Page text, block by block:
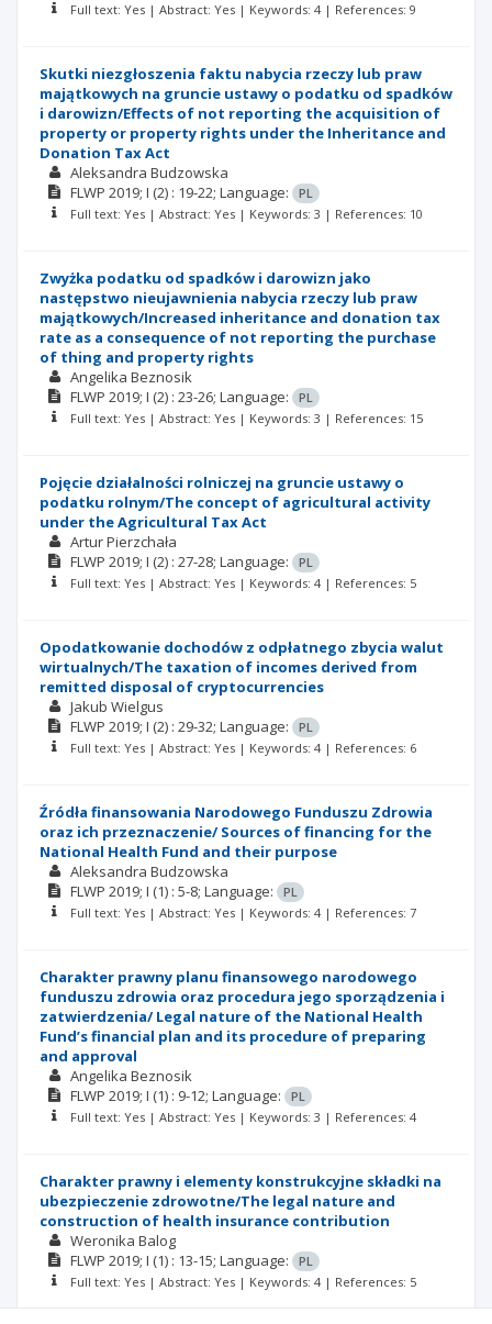
Full text: Yes | Abstract: Yes | Keywords: 4 | References: 9
Skutki niezgłoszenia faktu nabycia rzeczy lub praw
majątkowych na gruncie ustawy o podatku od spadków
i darowizn/Effects of not reporting the acquisition of
property or property rights under the Inheritance and
Donation Tax Act
Aleksandra Budzowska
FLWP 2019; I (2) : 19-22; Language:
PL
Full text: Yes | Abstract: Yes | Keywords: 3 | References: 10
Zwyżka podatku od spadków i darowizn jako
następstwo nieujawnienia nabycia rzeczy lub praw
majątkowych/Increased inheritance and donation tax
rate as a consequence of not reporting the purchase
of thing and property rights
Angelika Beznosik
FLWP 2019; I (2) : 23-26; Language:
PL
Full text: Yes | Abstract: Yes | Keywords: 3 | References: 15
Pojęcie działalności rolniczej na gruncie ustawy o
podatku rolnym/The concept of agricultural activity
under the Agricultural Tax Act
Artur Pierzchała
FLWP 2019; I (2) : 27-28; Language:
PL
Full text: Yes | Abstract: Yes | Keywords: 4 | References: 5
Opodatkowanie dochodów z odpłatnego zbycia walut
wirtualnych/The taxation of incomes derived from
remitted disposal of cryptocurrencies
Jakub Wielgus
FLWP 2019; I (2) : 29-32; Language:
PL
Full text: Yes | Abstract: Yes | Keywords: 4 | References: 6
Źródła finansowania Narodowego Funduszu Zdrowia
oraz ich przeznaczenie/ Sources of financing for the
National Health Fund and their purpose
Aleksandra Budzowska
FLWP 2019; I (1) : 5-8; Language:
PL
Full text: Yes | Abstract: Yes | Keywords: 4 | References: 7
Charakter prawny planu finansowego narodowego
funduszu zdrowia oraz procedura jego sporządzenia i
zatwierdzenia/ Legal nature of the National Health
Fund’s financial plan and its procedure of preparing
and approval
Angelika Beznosik
FLWP 2019; I (1) : 9-12; Language:
PL
Full text: Yes | Abstract: Yes | Keywords: 3 | References: 4
Charakter prawny i elementy konstrukcyjne składki na
ubezpieczenie zdrowotne/The legal nature and
construction of health insurance contribution
Weronika Balog
FLWP 2019; I (1) : 13-15; Language:
PL
Full text: Yes | Abstract: Yes | Keywords: 4 | References: 5